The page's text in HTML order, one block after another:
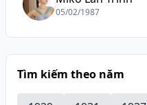
05/02/1987
Tìm kiếm theo năm